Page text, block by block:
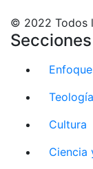
© 2022 Todos
Secciones
Cultura
Ciencia